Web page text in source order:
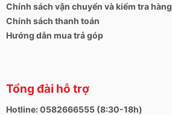
Chính sách vận chuyển và kiểm tra hàng
Chính sách thanh toán
Hướng dẫn mua trả góp
Tổng đài hỗ trợ
Hotline: 0582666555 (8:30-18h)